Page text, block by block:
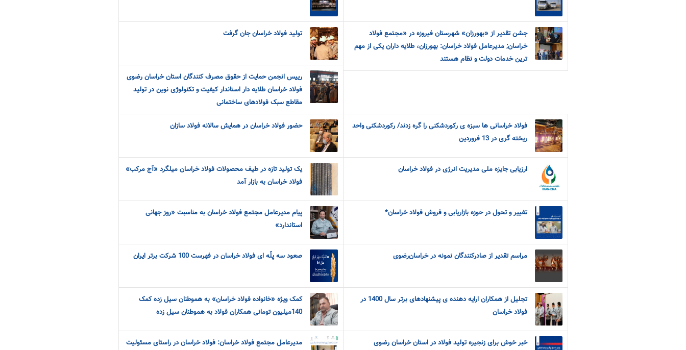
جشن تقدیر از «بهورزان» شهرستان فیروزه در «مجتمع فولاد
خراسان; مدیرعامل فولاد خراسان: بهورزان، طلایه داران یکی از مهم
ترین خدمات دولت و نظام هستند
تولید فولاد خراسان جان گرفت
رییس انجمن حمایت از حقوق مصرف کنندگان استان خراسان رضوی
فولاد خراسان طلایه دار استاندار کیفیت و تکنولوژی نوین در تولید
مقاطع سبک فولادهای ساختمانی
فولاد خراسانی ها سبزه ی رکوردشکنی را گره زدند/ رکوردشکنی واحد
ریخته گری در 13 فروردین
حضور فولاد خراسان در همایش سالانه فولاد سازان
ارزیابی جایزه ملی مدیریت انرژی در فولاد خراسان
یک تولید تازه در طیف محصولات فولاد خراسان میلگرد «آج مرکب»
فولاد خراسان به بازار آمد
تغییر و تحول در حوزه بازاریابی و فروش فولاد خراسان*
پیام مدیرعامل مجتمع فولاد خراسان به مناسبت «روز جهانی
استاندارد»
مراسم تقدیر از صادرکنندگان نمونه در خراسان‌رضوی صعود سه پلّه ای فولاد خراسان در فهرست 100 شرکت برتر ایران
تجلیل از همکاران ارایه دهنده ی پیشنهادهای برتر سال 1400 در
فولاد خراسان
کمک ویژه «خانواده فولاد خراسان» به هموطنان سیل زده کمک
140میلیون تومانی همکاران فولاد به هموطنان سیل زده
خبر خوش برای زنجیره تولید فولاد در استان خراسان رضوی
مدیرعامل مجتمع فولاد خراسان: فولاد خراسان در راستای مسئولیت